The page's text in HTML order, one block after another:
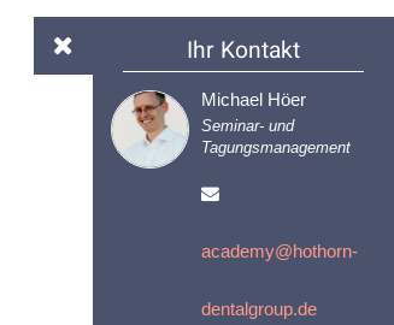
Ihr Kontakt
Michael Höer
Seminar- und
Tagungsmanagement
academy@hothorn-
dentalgroup.de